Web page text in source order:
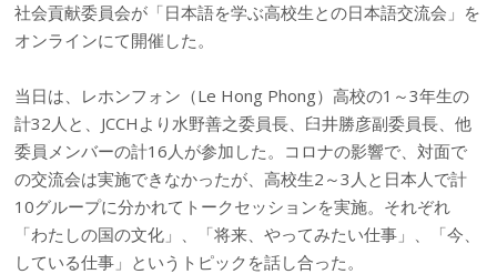
社会貢献委員会が「日本語を学ぶ高校生との日本語交流会」を
オンラインにて開催した。
当日は、レホンフォン（Le Hong Phong）高校の1～3年生の
計32人と、JCCHより水野善之委員長、臼井勝彦副委員長、他
委員メンバーの計16人が参加した。コロナの影響で、対面で
の交流会は実施できなかったが、高校生2～3人と日本人で計
10グループに分かれてトークセッションを実施。それぞれ
「わたしの国の文化」、「将来、やってみたい仕事」、「今、
している仕事」というトピックを話し合った。